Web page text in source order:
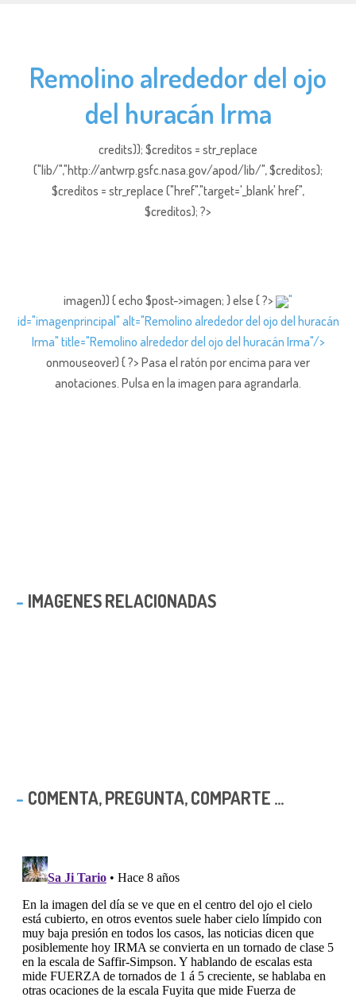
Remolino alrededor del ojo
del huracán Irma
credits)); $creditos = str_replace
("lib/","http://antwrp.gsfc.nasa.gov/apod/lib/", $creditos);
$creditos = str_replace ("href","target='_blank' href",
$creditos); ?>
imagen)) { echo $post->imagen; } else { ?>
"
id="imagenprincipal" alt="Remolino alrededor del ojo del huracán
Irma" title="Remolino alrededor del ojo del huracán Irma"/>
onmouseover) { ?> Pasa el ratón por encima para ver
anotaciones. Pulsa en la imagen para agrandarla.
IMAGENES RELACIONADAS
COMENTA, PREGUNTA, COMPARTE ...